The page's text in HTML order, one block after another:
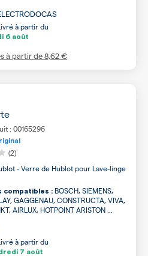
à partir du
6 août
à partir de8,62 €
: 00165296
(2)
- Verre de Hublot pour Lave-linge
compatibles : BOSCH, SIEMENS,
GAGGENAU, CONSTRUCTA, VIVA,
AIRLUX, HOTPOINT ARISTON ...
à partir du
7 août